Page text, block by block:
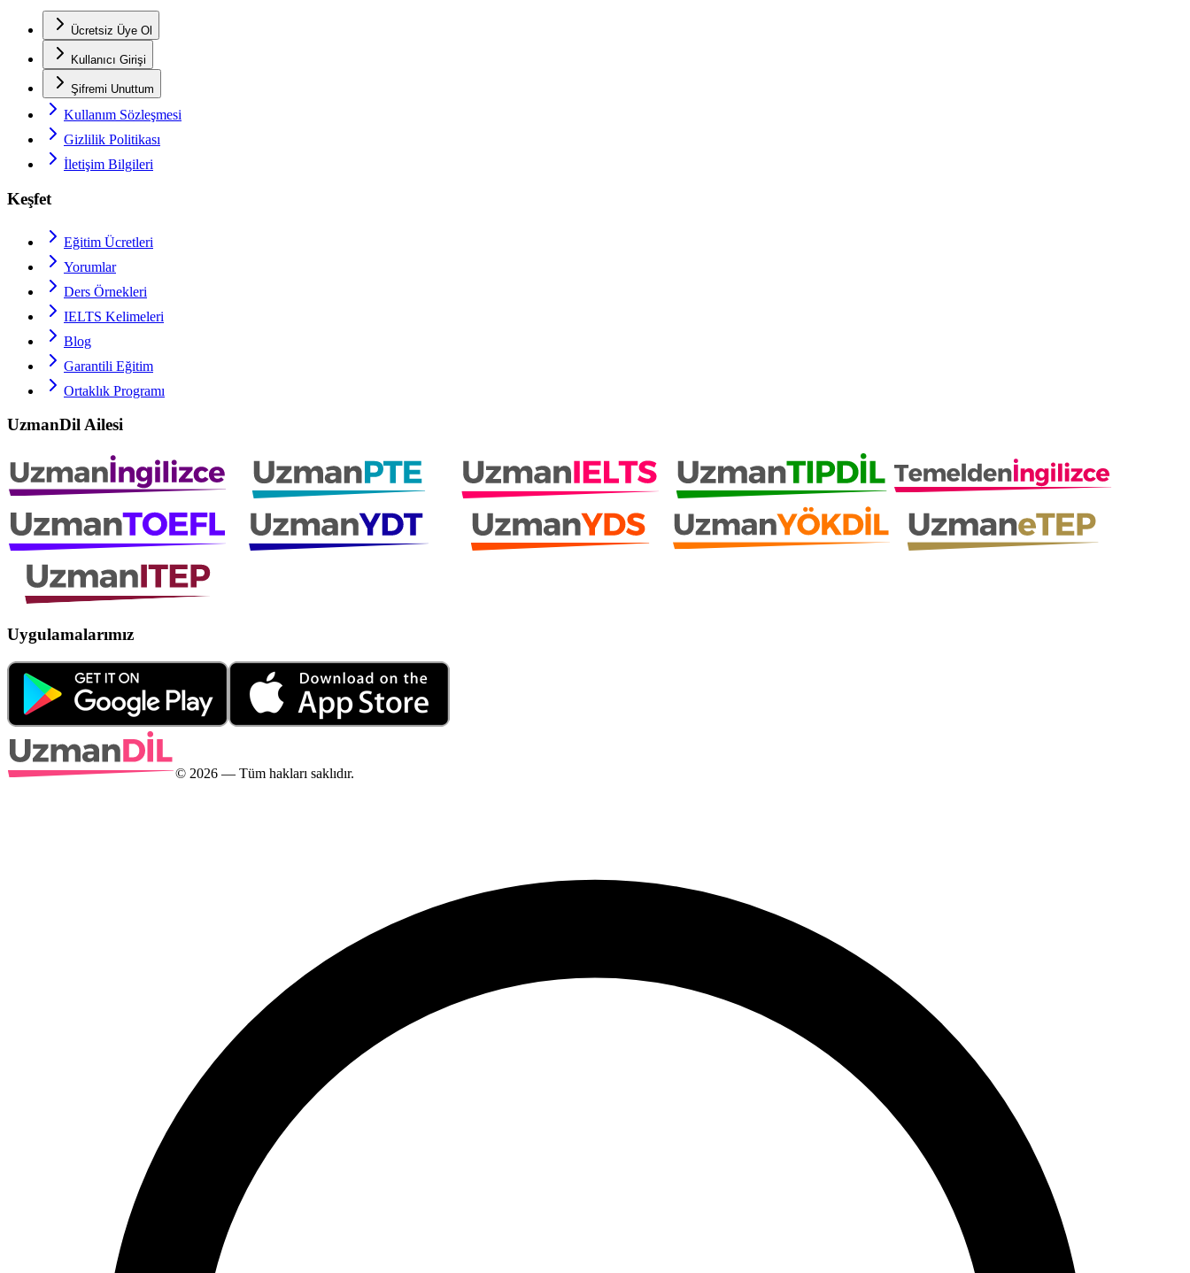
Ücretsiz Üye Ol
Kullanıcı Girişi
Şifremi Unuttum
Kullanım Sözleşmesi
Gizlilik Politikası
İletişim Bilgileri
Keşfet
Eğitim Ücretleri
Yorumlar
Ders Örnekleri
IELTS Kelimeleri
Blog
Garantili Eğitim
Ortaklık Programı
UzmanDil Ailesi
Uygulamalarımız
© 2026 — Tüm hakları saklıdır.